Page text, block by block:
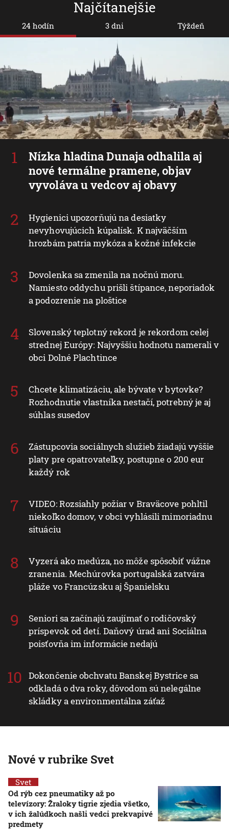
Najčítanejšie
24 hodín
Nízka hladina Dunaja odhalila aj
nové termálne pramene, objav
vyvoláva u vedcov aj obavy
Hygienici upozorňujú na desiatky
nevyhovujúcich kúpalísk. K najväčším
hrozbám patria mykóza a kožné infekcie
Dovolenka sa zmenila na nočnú moru.
Namiesto oddychu prišli štípance, neporiadok
a podozrenie na ploštice
Slovenský teplotný rekord je rekordom celej
strednej Európy: Najvyššiu hodnotu namerali v
obci Dolné Plachtince
Chcete klimatizáciu, ale bývate v bytovke?
Rozhodnutie vlastníka nestačí, potrebný je aj
súhlas susedov
Zástupcovia sociálnych služieb žiadajú vyššie
platy pre opatrovateľky, postupne o 200 eur
každý rok
VIDEO: Rozsiahly požiar v Braväcove pohltil
niekoľko domov, v obci vyhlásili mimoriadnu
situáciu
Vyzerá ako medúza, no môže spôsobiť vážne
zranenia. Mechúrovka portugalská zatvára
pláže vo Francúzsku aj Španielsku
Seniori sa začínajú zaujímať o rodičovský
príspevok od detí. Daňový úrad ani Sociálna
poisťovňa im informácie nedajú
Dokončenie obchvatu Banskej Bystrice sa
odkladá o dva roky, dôvodom sú nelegálne
skládky a environmentálna záťaž
3 dni Týždeň
Nové v rubrike Svet
Svet
Od rýb cez pneumatiky až po
televízory: Žraloky tigrie zjedia všetko,
v ich žalúdkoch našli vedci prekvapivé
predmety